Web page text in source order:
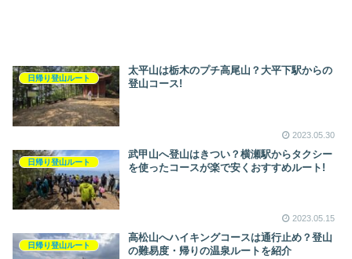
日帰り登山ルート
太平山は栃木のプチ高尾山？大平下駅からの
登山コース!
2023.05.30
日帰り登山ルート
武甲山へ登山はきつい？横瀬駅からタクシー
を使ったコースが楽で安くおすすめルート!
2023.05.15
日帰り登山ルート
高松山へハイキングコースは通行止め？登山
の難易度・帰りの温泉ルートを紹介